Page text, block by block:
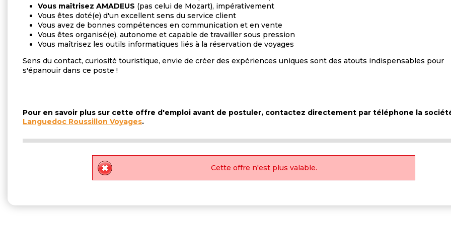
Vous maîtrisez AMADEUS (pas celui de Mozart), impérativement
Vous êtes doté(e) d'un excellent sens du service client
Vous avez de bonnes compétences en communication et en vente
Vous êtes organisé(e), autonome et capable de travailler sous pression
Vous maîtrisez les outils informatiques liés à la réservation de voyages
Sens du contact, curiosité touristique, envie de créer des expériences uniques sont des atouts indispensables pour
s'épanouir dans ce poste !
Pour en savoir plus sur cette offre d'emploi avant de postuler, contactez directement par téléphone la
Languedoc Roussillon Voyages.
Cette offre n'est plus valable.